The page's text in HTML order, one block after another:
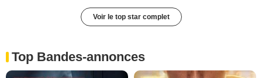
Voir le top star complet
Top Bandes-annonces